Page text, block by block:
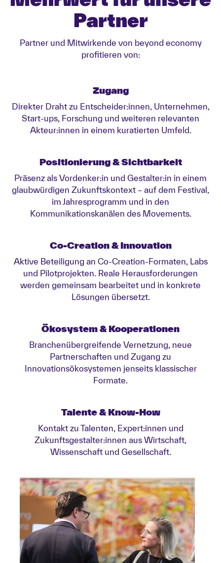
Partner
Partner und Mitwirkende von beyond economy
profitieren von:
Zugang
Direkter Draht zu Entscheider:innen, Unternehmen,
Start-ups, Forschung und weiteren relevanten
Akteur:innen in einem kuratierten Umfeld.
Positionierung & Sichtbarkeit
Präsenz als Vordenker:in und Gestalter:in in einem
glaubwürdigen Zukunftskontext – auf dem Festival,
im Jahresprogramm und in den
Kommunikationskanälen des Movements.
Co-Creation & Innovation
Aktive Beteiligung an Co-Creation-Formaten, Labs
und Pilotprojekten. Reale Herausforderungen
werden gemeinsam bearbeitet und in konkrete
Lösungen übersetzt.
Ökosystem & Kooperationen
Branchenübergreifende Vernetzung, neue
Partnerschaften und Zugang zu
Innovationsökosystemen jenseits klassischer
Formate.
Talente & Know-How
Kontakt zu Talenten, Expert:innen und
Zukunftsgestalter:innen aus Wirtschaft,
Wissenschaft und Gesellschaft.